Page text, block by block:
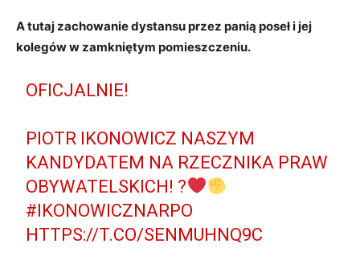
A tutaj zachowanie dystansu przez panią poseł i jej
kolegów w zamkniętym pomieszczeniu.
OFICJALNIE!
PIOTR IKONOWICZ NASZYM
KANDYDATEM NA RZECZNIKA PRAW
OBYWATELSKICH! ?
#IKONOWICZNARPO
HTTPS://T.CO/SENMUHNQ9C